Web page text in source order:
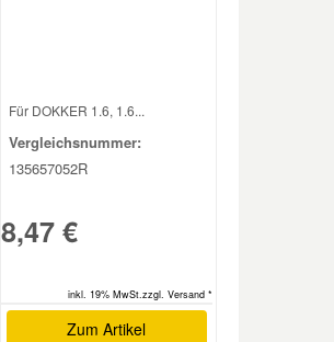
Für DOKKER 1.6, 1.6...
Vergleichsnummer:
135657052R
8,47 €
inkl. 19% MwSt.zzgl. Versand *
Zum Artikel